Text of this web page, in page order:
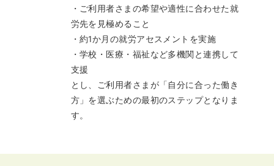
・ご利用者さまの希望や適性に合わせた就
労先を見極めること
・約1か月の就労アセスメントを実施
・学校・医療・福祉など多機関と連携して
支援
とし、ご利用者さまが「自分に合った働き
方」を選ぶための最初のステップとなりま
す。